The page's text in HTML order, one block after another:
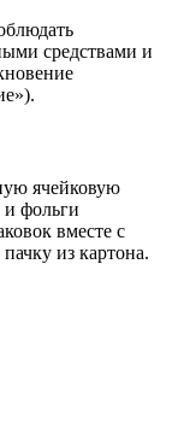
средствами и
ячейковую
фольги
вместе с
из картона.